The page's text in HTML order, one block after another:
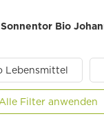
Bio
Lebensmittel
Filter anwenden